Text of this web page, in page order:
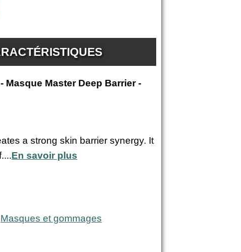
Masque Master Deep Barrier -
a strong skin barrier synergy. It
En savoir plus
Masques et gommages